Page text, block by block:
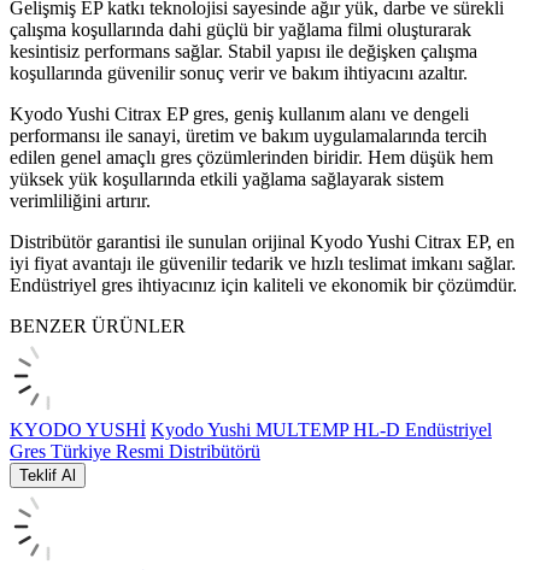
Gelişmiş EP katkı teknolojisi sayesinde ağır yük, darbe ve sürekli
çalışma koşullarında dahi güçlü bir yağlama filmi oluşturarak
kesintisiz performans sağlar. Stabil yapısı ile değişken çalışma
koşullarında güvenilir sonuç verir ve bakım ihtiyacını azaltır.
Kyodo Yushi Citrax EP gres, geniş kullanım alanı ve dengeli
performansı ile sanayi, üretim ve bakım uygulamalarında tercih
edilen genel amaçlı gres çözümlerinden biridir. Hem düşük hem
yüksek yük koşullarında etkili yağlama sağlayarak sistem
verimliliğini artırır.
Distribütör garantisi ile sunulan orijinal Kyodo Yushi Citrax EP, en
iyi fiyat avantajı ile güvenilir tedarik ve hızlı teslimat imkanı sağlar.
Endüstriyel gres ihtiyacınız için kaliteli ve ekonomik bir çözümdür.
BENZER ÜRÜNLER
KYODO YUSHİ Kyodo Yushi MULTEMP HL-D Endüstriyel
Gres Türkiye Resmi Distribütörü
Teklif Al